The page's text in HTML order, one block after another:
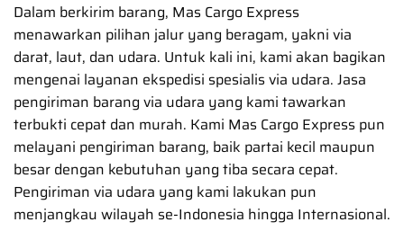
Dalam berkirim barang, Mas Cargo Express
menawarkan pilihan jalur yang beragam, yakni via
darat, laut, dan udara. Untuk kali ini, kami akan bagikan
mengenai layanan ekspedisi spesialis via udara. Jasa
pengiriman barang via udara yang kami tawarkan
terbukti cepat dan murah. Kami Mas Cargo Express pun
melayani pengiriman barang, baik partai kecil maupun
besar dengan kebutuhan yang tiba secara cepat.
Pengiriman via udara yang kami lakukan pun
menjangkau wilayah se-Indonesia hingga Internasional.